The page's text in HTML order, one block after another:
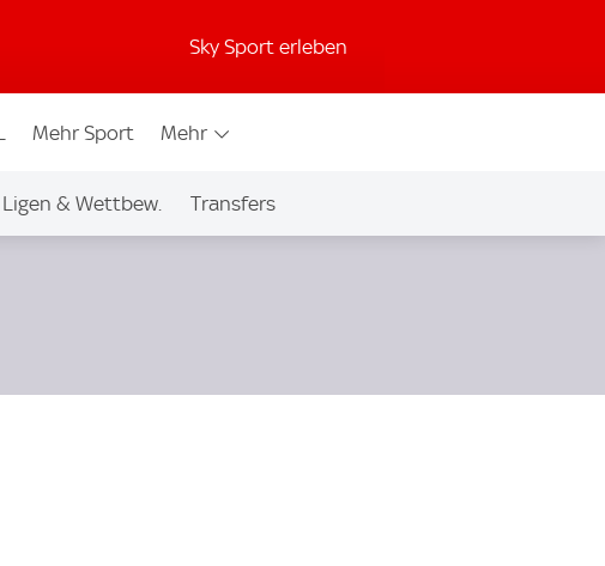
Sky Sport erleben
Mehr Sport Mehr
Ligen & Wettbew. Transfers